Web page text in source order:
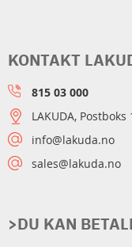
>DU KAN
KONTAKT
815 03 000
LAKUDA,
info@lakuda.no
sales@lakuda.no